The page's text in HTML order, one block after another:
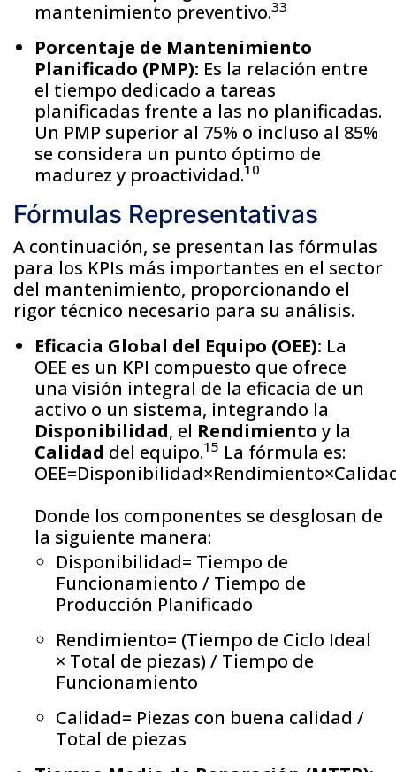
mantenimiento preventivo.33
Porcentaje de Mantenimiento
Planificado (PMP): Es la relación entre
el tiempo dedicado a tareas
planificadas frente a las no planificadas.
Un PMP superior al 75% o incluso al 85%
se considera un punto óptimo de
madurez y proactividad.10
Fórmulas Representativas
A continuación, se presentan las fórmulas
para los KPIs más importantes en el sector
del mantenimiento, proporcionando el
rigor técnico necesario para su análisis.
Eficacia Global del Equipo (OEE): La
OEE es un KPI compuesto que ofrece
una visión integral de la eficacia de un
activo o un sistema, integrando la
Disponibilidad, el Rendimientoy la
Calidad del equipo.15 La fórmula es:
Donde los componentes se desglosan de
la siguiente manera:
Disponibilidad= Tiempo de
Funcionamiento / Tiempo de
Producción Planificado
Rendimiento= (Tiempo de Ciclo Ideal
× Total de piezas) / Tiempo de
Funcionamiento
Calidad= Piezas con buena calidad /
Total de piezas